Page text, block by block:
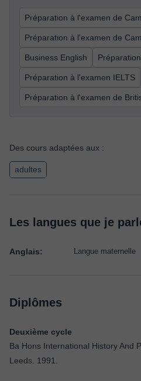
Préparation à l'examen de
Préparation à l'examen de
Business English
Préparation à l'examen IELTS
Préparation à l'examen de
Des cours adaptées aux :
adultes
Les langues que je
Anglais: Langue maternelle
Diplômes
Deuxième cycle
Ba Hons International History And
Leeds. 1991.